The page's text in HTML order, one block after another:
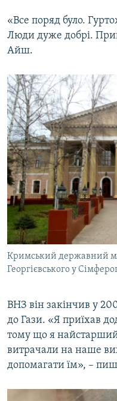
«Все поряд було.
Люди дуже добрі.
Айш.
Кримський державний
Георгієвського у
ВНЗ він закінчив у
до Гази. «Я приїхав
тому що я
витрачали на наше
допомагати їм», –